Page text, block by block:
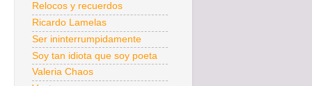
Relocos y recuerdos
Ricardo Lamelas
Ser ininterrumpidamente
Soy tan idiota que soy poeta
Valeria Chaos